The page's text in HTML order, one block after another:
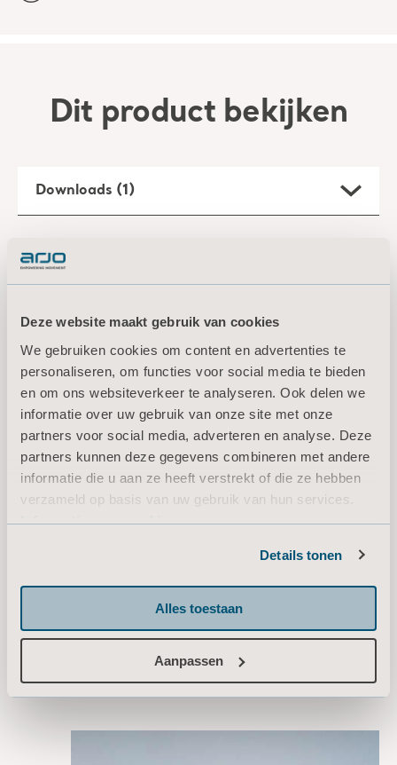
Deze website maakt gebruik van cookies
We gebruiken cookies om content en advertenties te
personaliseren, om functies voor social media te bieden
en om ons websiteverkeer te analyseren. Ook delen we
informatie over uw gebruik van onze site met onze
partners voor social media, adverteren en analyse. Deze
partners kunnen deze gegevens combineren met andere
informatie die u aan ze heeft verstrekt of die ze hebben
verzameld op basis van uw gebruik van hun services.
Informatie over cookies
Details tonen
Alles toestaan
Aanpassen
Dit product bekijken
Downloads (1)
Filter
Specification Sheet
Type: Brochure
NL Netherlands
DOWNLOADEN
Wij staan voor u klaar!
Niet gevonden wat u zocht? Wij helpen u graag.